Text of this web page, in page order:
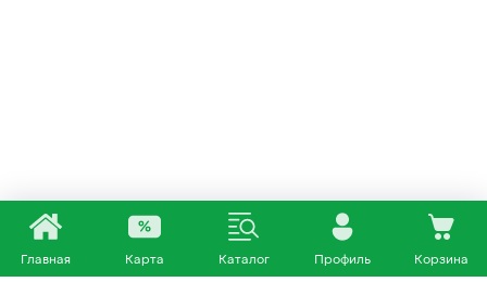
Главная Карта Каталог Профиль Корзина